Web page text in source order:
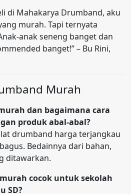
di Mahakarya Drumband, aku
murah. Tapi ternyata
anak seneng banget dan
banget!” – Bu Rini,
Murah
dan bagaimana cara
produk abal-abal?
drumband harga terjangkau
Bedainnya dari bahan,
ditawarkan.
cocok untuk sekolah
SD?